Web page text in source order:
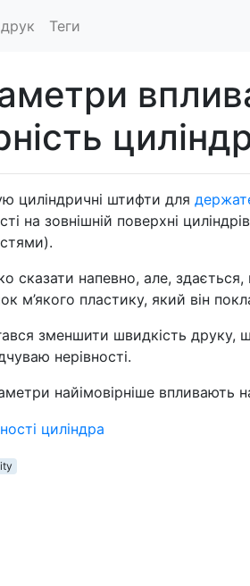
Теги
циліндричні штифти для
на зовнішній поверхні
сказати напевно, але,
м’якого пластику, який він
зменшити швидкість друку,
нерівності.
найімовірніше впливають